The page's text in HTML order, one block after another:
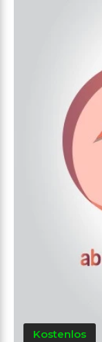
Kostenlos